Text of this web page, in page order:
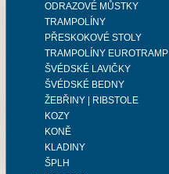
ODRAZOVÉ MŮSTKY
TRAMPOLÍNY
PŘESKOKOVÉ STOLY
TRAMPOLÍNY EUROTRAMP
ŠVÉDSKÉ LAVIČKY
ŠVÉDSKÉ BEDNY
ŽEBŘINY | RIBSTOLE
KOZY
KONĚ
KLADINY
ŠPLH